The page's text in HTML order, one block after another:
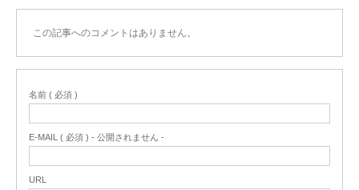
この記事へのコメントはありません。
名前 ( 必須 )
E-MAIL ( 必須 ) - 公開されません -
URL